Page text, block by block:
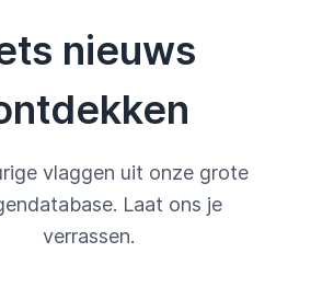
nieuws
vlaggen uit onze grote
Laat ons je
verrassen.